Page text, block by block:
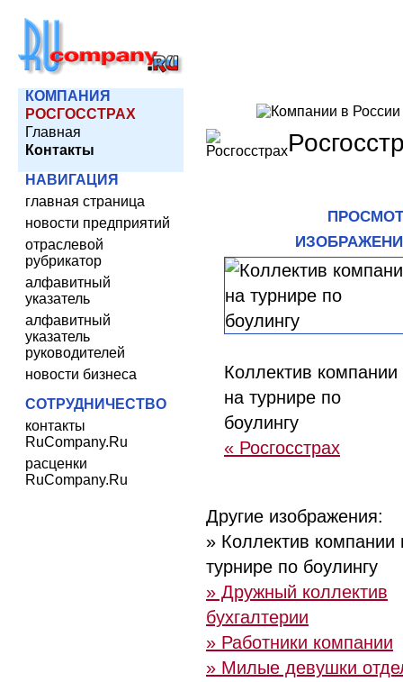
КОМПАНИЯ
РОСГОССТРАХ
Главная
Контакты
НАВИГАЦИЯ
главная страница
новости предприятий
отраслевой
рубрикатор
алфавитный
указатель
алфавитный
указатель
руководителей
новости бизнеса
СОТРУДНИЧЕСТВО
контакты
RuCompany.Ru
расценки
RuCompany.Ru
Коллектив компании
на турнире по
боулингу
« Росгосстрах
Другие изображения:
» Коллектив компании
турнире по боулингу
» Дружный коллектив
бухгалтерии
» Работники компании
» Милые девушки